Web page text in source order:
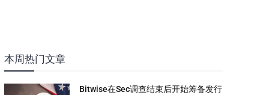
本周热门文章
Bitwise在Sec调查结束后开始筹备发行